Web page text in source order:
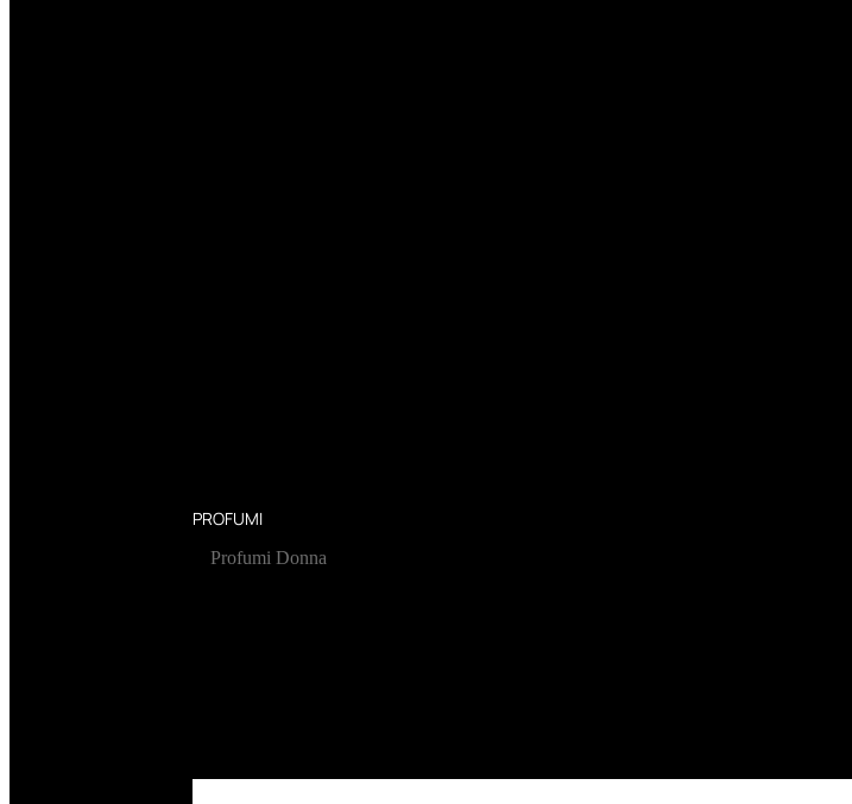
PROFUMI
Profumi Donna